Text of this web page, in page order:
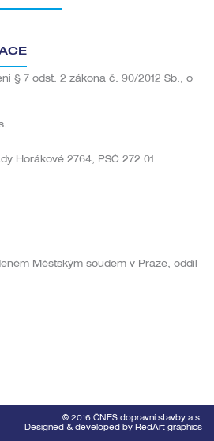
§ 7 odst. 2 zákona č. 90/2012 Sb., o
Horákové 2764, PSČ 272 01
Městským soudem v Praze, oddíl
© 2016 ČNES dopravní stavby a.s.
Designed & developed by RedArt graphics